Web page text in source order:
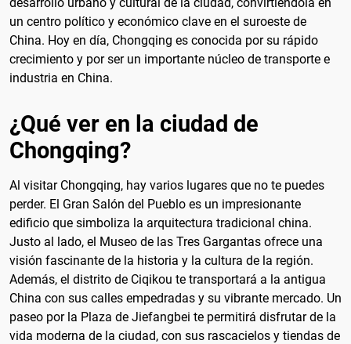
un centro político y económico clave en el suroeste de
China. Hoy en día, Chongqing es conocida por su rápido
crecimiento y por ser un importante núcleo de transporte e
industria en China.
¿Qué ver en la ciudad de
Chongqing?
Al visitar Chongqing, hay varios lugares que no te puedes
perder. El Gran Salón del Pueblo es un impresionante
edificio que simboliza la arquitectura tradicional china.
Justo al lado, el Museo de las Tres Gargantas ofrece una
visión fascinante de la historia y la cultura de la región.
Además, el distrito de Ciqikou te transportará a la antigua
China con sus calles empedradas y su vibrante mercado. Un
paseo por la Plaza de Jiefangbei te permitirá disfrutar de la
vida moderna de la ciudad, con sus rascacielos y tiendas de